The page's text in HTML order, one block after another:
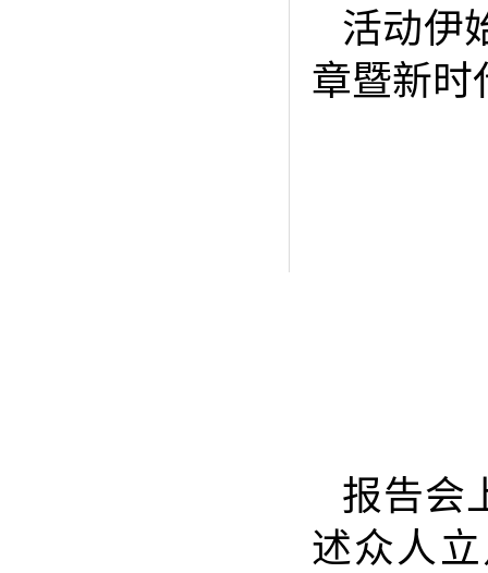
活动伊
章暨新时
报告会
述众人